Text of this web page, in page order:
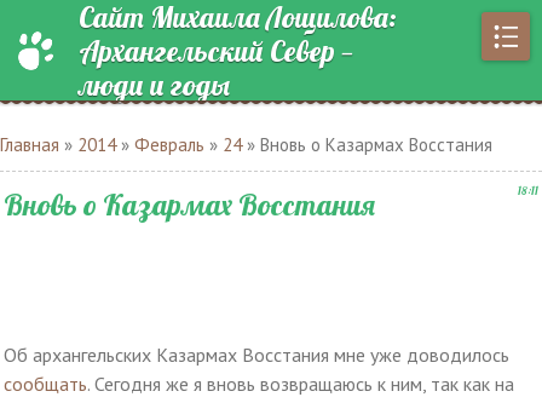
Сайт Михаила Лощилова:
Архангельский Север —
люди и годы
Главная » 2014 » Февраль » 24» Вновь о Казармах Восстания
18:11
Вновь о Казармах Восстания
Об архангельских Казармах Восстания мне уже доводилось
сообщать. Сегодня же я вновь возвращаюсь к ним, так как на